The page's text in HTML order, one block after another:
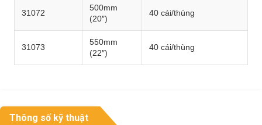
31072
500mm
(20″)
40 cái/thùng
31073
550mm
(22″)
40 cái/thùng
Thông số kỹ thuật